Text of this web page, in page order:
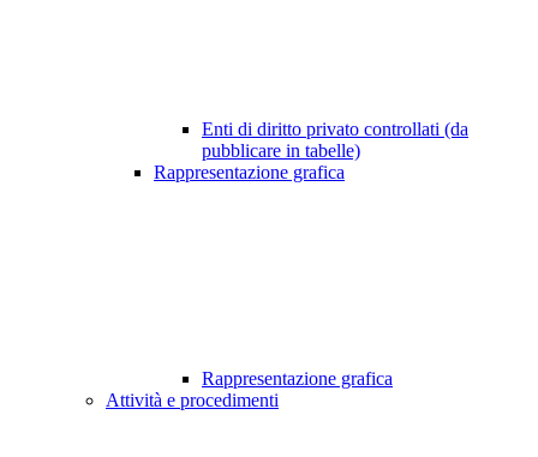
Enti di diritto privato controllati (da
pubblicare in tabelle)
Rappresentazione grafica
Rappresentazione grafica
Attività e procedimenti